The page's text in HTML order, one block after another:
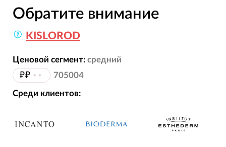
роста бизнеса.
Особенности работы с заказчиками
Мы принимаем решения с расчётом на
долгий горизонт.
Поэтому ещё на этапе проектирования,
текущие задачи проекта, но и его
Обратите внимание
KISLOROD
Ценовой сегмент: средний
₽₽ •• 705004
Среди клиентов: